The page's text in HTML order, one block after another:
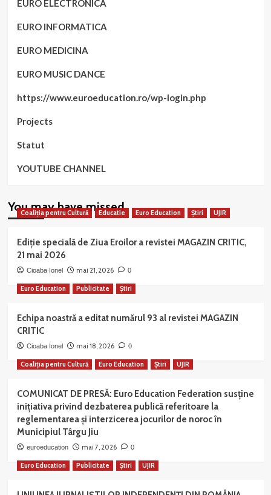
EURO ELECTRONICA
EURO INFORMATICA
EURO MEDICINA
EURO MUSIC DANCE
https://www.euroeducation.ro/wp-login.php
Projects
Statut
YOUTUBE CHANNEL
You may have missed
Coaliția pentru Cultură Educatie Euro Education Știri UJIR
Ediție specială de Ziua Eroilor a revistei MAGAZIN CRITIC,
21 mai 2026
Cioaba Ionel mai 21, 2026 0
Euro Education Publicitate Știri
Echipa noastră a editat numărul 93 al revistei MAGAZIN
CRITIC
Cioaba Ionel mai 18, 2026 0
Coaliția pentru Cultură Euro Education Știri UJIR
COMUNICAT DE PRESĂ: Euro Education Federation susține
inițiativa privind dezbaterea publică referitoare la
reglementarea și interzicerea jocurilor de noroc în
Municipiul Târgu Jiu
euroeducation mai 7, 2026 0
Euro Education Publicitate Știri UJIR